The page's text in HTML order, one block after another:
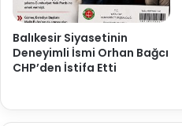
Balıkesir Siyasetinin
Deneyimli İsmi Orhan Bağcı
CHP’den İstifa Etti